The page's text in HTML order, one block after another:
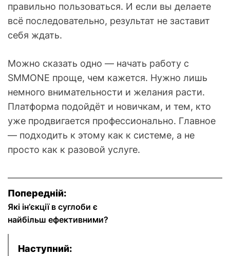
правильно пользоваться. И если вы делаете
всё последовательно, результат не заставит
себя ждать.
Можно сказать одно — начать работу с
SMMONE проще, чем кажется. Нужно лишь
немного внимательности и желания расти.
Платформа подойдёт и новичкам, и тем, кто
уже продвигается профессионально. Главное
— подходить к этому как к системе, а не
просто как к разовой услуге.
Н
а
в
Попередній:
Які ін’єкції в суглоби є
найбільш ефективними?
Наступний: